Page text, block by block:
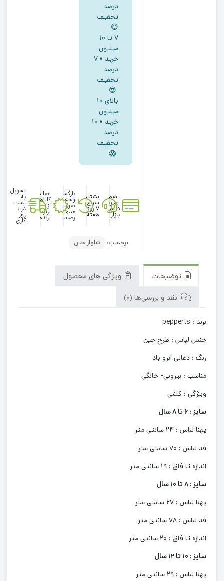
درصد
تخفیف
😋
۷ تا ۱۰
میلیون
خرید » ۷
درصد
تخفیف
😎
بالای ۱۰
میلیون
خرید » ۱۰
درصد
تخفیف
😱
تضمین
بهترین
قیمت
بازار
پشتیبانی
سریع در
۷ روز
هفته
بازگشت
وجه در
صورت
عدم
رضایت
اصالت
کالاها
از
برترین
برندها
تحویل
به
پست
در 1
روز
کاری
برچسب: شلوار جین
توضیحات
ویژگی های محصول
نقد و بررسی‌ها (0)
برند : pepperts
جنس لباس : طرح جین
رنگ : ذغالی ابرو باد
مناسب : بیرونی- خانگی
ویژگی : کشی
سایز : 6 تا 8 سال
پهنا لباس : 24 سانتی متر
قد لباس : 70 سانتی متر
اندازه تا فاق : 19 سانتی متر
سایز : 8 تا 10 سال
پهنا لباس : 27 سانتی متر
قد لباس : 78 سانتی متر
اندازه تا فاق : 20 سانتی متر
سایز : 10 تا 12 سال
پهنا لباس : 29 سانتی متر